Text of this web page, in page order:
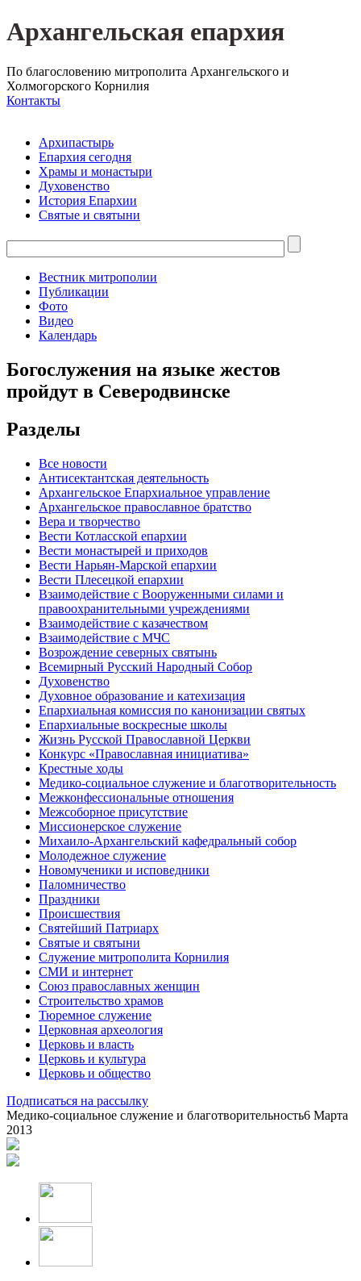
Архангельская епархия
По благословению митрополита Архангельского и
Холмогорского Корнилия
Контакты
Архипастырь
Епархия сегодня
Храмы и монастыри
Духовенство
История Епархии
Святые и святыни
Вестник митрополии
Публикации
Фото
Видео
Календарь
Богослужения на языке жестов
пройдут в Северодвинске
Разделы
Все новости
Антисектантская деятельность
Архангельское Епархиальное управление
Архангельское православное братство
Вера и творчество
Вести Котласской епархии
Вести монастырей и приходов
Вести Нарьян-Марской епархии
Вести Плесецкой епархии
Взаимодействие с Вооруженными силами и
правоохранительными учреждениями
Взаимодействие с казачеством
Взаимодействие с МЧС
Возрождение северных святынь
Всемирный Русский Народный Собор
Духовенство
Духовное образование и катехизация
Епархиальная комиссия по канонизации святых
Епархиальные воскресные школы
Жизнь Русской Православной Церкви
Конкурс «Православная инициатива»
Крестные ходы
Медико-социальное служение и благотворительность
Межконфессиональные отношения
Межсоборное присутствие
Миссионерское служение
Михаило-Архангельский кафедральный собор
Молодежное служение
Новомученики и исповедники
Паломничество
Праздники
Происшествия
Святейший Патриарх
Святые и святыни
Служение митрополита Корнилия
СМИ и интернет
Союз православных женщин
Строительство храмов
Тюремное служение
Церковная археология
Церковь и власть
Церковь и культура
Церковь и общество
Подписаться на рассылку
Медико-социальное служение и благотворительность6 Марта
2013